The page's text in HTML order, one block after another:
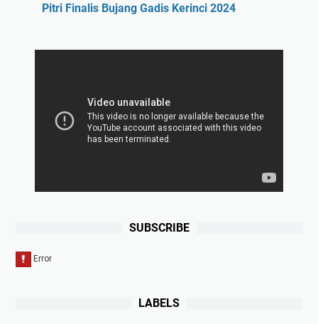
Pitri Finalis Bujang Gadis Kerinci 2024
SUBSCRIBE
LABELS